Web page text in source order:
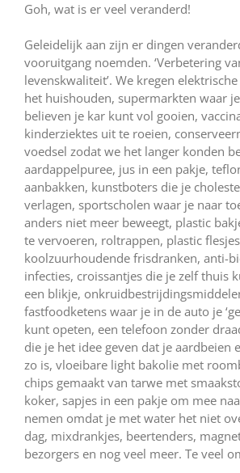
Goh, wat is er veel veranderd!
Geleidelijk aan zijn er dingen
vooruitgang noemden. ‘Verbetering
levenskwaliteit’. We kregen
het huishouden, supermarkten waar
believen je kar kunt vol gooien,
kinderziektes uit te roeien,
voedsel zodat we het langer konden
aardappelpuree, jus in een pakje,
aanbakken, kunstboters die je
verlagen, sportscholen waar je naar
anders niet meer beweegt, plastic
te vervoeren, roltrappen, plastic
koolzuurhoudende frisdranken, anti-
infecties, croissantjes die je zelf thuis
een blikje,
fastfoodketens waar je in de auto je
kunt opeten, een telefoon zonder
die je het idee geven dat je aardbeien
zo is, vloeibare light bakolie met
chips gemaakt van tarwe met
koker, sapjes in een pakje om mee
nemen omdat je met water het niet
dag, mixdrankjes, beertenders,
bezorgers en nog veel meer. Te veel